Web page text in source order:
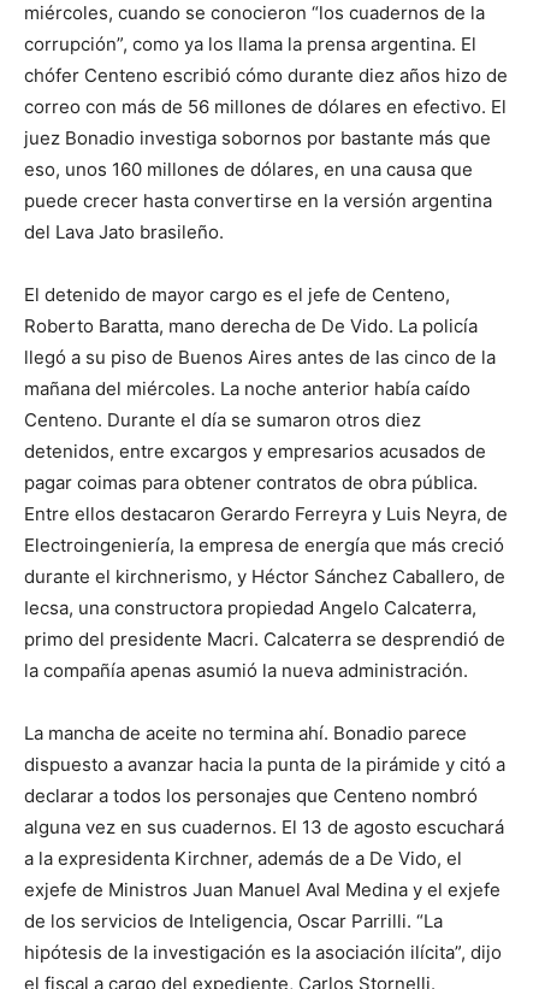
miércoles, cuando se conocieron “los cuadernos de la
corrupción”, como ya los llama la prensa argentina. El
chófer Centeno escribió cómo durante diez años hizo de
correo con más de 56 millones de dólares en efectivo. El
juez Bonadio investiga sobornos por bastante más que
eso, unos 160 millones de dólares, en una causa que
puede crecer hasta convertirse en la versión argentina
del Lava Jato brasileño.
El detenido de mayor cargo es el jefe de Centeno,
Roberto Baratta, mano derecha de De Vido. La policía
llegó a su piso de Buenos Aires antes de las cinco de la
mañana del miércoles. La noche anterior había caído
Centeno. Durante el día se sumaron otros diez
detenidos, entre excargos y empresarios acusados de
pagar coimas para obtener contratos de obra pública.
Entre ellos destacaron Gerardo Ferreyra y Luis Neyra, de
Electroingeniería, la empresa de energía que más creció
durante el kirchnerismo, y Héctor Sánchez Caballero, de
Iecsa, una constructora propiedad Angelo Calcaterra,
primo del presidente Macri. Calcaterra se desprendió de
la compañía apenas asumió la nueva administración.
La mancha de aceite no termina ahí. Bonadio parece
dispuesto a avanzar hacia la punta de la pirámide y citó a
declarar a todos los personajes que Centeno nombró
alguna vez en sus cuadernos. El 13 de agosto escuchará
a la expresidenta Kirchner, además de a De Vido, el
exjefe de Ministros Juan Manuel Aval Medina y el exjefe
de los servicios de Inteligencia, Oscar Parrilli. “La
hipótesis de la investigación es la asociación ilícita”, dijo
el fiscal a cargo del expediente, Carlos Stornelli.